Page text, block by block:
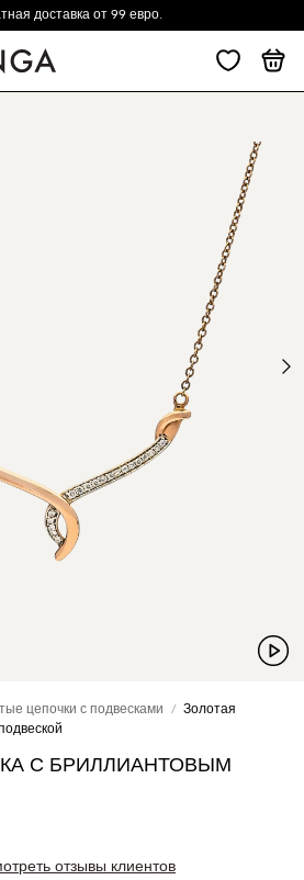
доставка от 99 евро.
цепочки с подвесками
Золотая
С БРИЛЛИАНТОВЫМ
отзывы клиентов